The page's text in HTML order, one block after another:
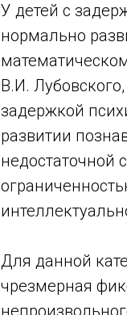
У детей с
нормально
В.И.
задержкой
развитии
недостаточной
Для данной
чрезмерная